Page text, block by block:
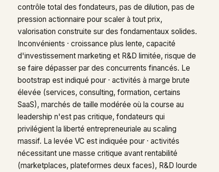
contrôle total des fondateurs, pas de dilution, pas de
pression actionnaire pour scaler à tout prix,
valorisation construite sur des fondamentaux solides.
Inconvénients · croissance plus lente, capacité
d'investissement marketing et R&D limitée, risque de
se faire dépasser par des concurrents financés. Le
bootstrap est indiqué pour · activités à marge brute
élevée (services, consulting, formation, certains
SaaS), marchés de taille modérée où la course au
leadership n'est pas critique, fondateurs qui
privilégient la liberté entrepreneuriale au scaling
massif. La levée VC est indiquée pour · activités
nécessitant une masse critique avant rentabilité
(marketplaces, plateformes deux faces), R&D lourde